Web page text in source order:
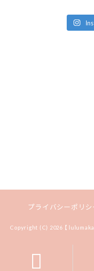
プライバシーポリシ
Copyright (C) 2026 【
